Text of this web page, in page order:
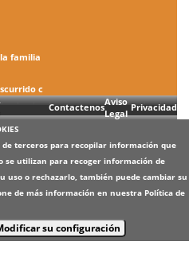
familia
c
ContactenosAviso
Legal
Privacidad
terceros para recopilar información que
se utilizan para recoger información de
uso o rechazarlo, también puede cambiar su
de más información en nuestra Política de